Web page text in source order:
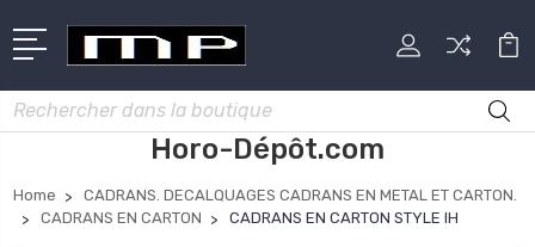
Rechercher
Horo-Dépôt.com
Home
CADRANS. DECALQUAGES CADRANS EN METAL ET CARTON.
CADRANS EN CARTON
CADRANS EN CARTON STYLE IH